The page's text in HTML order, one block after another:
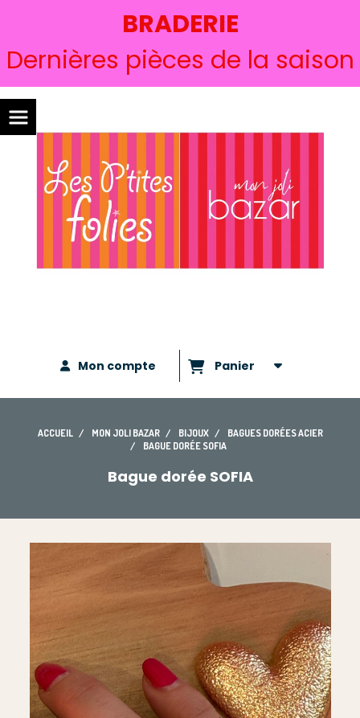
BRADERIE
Dernières pièces de la saison
Mon compte Panier
ACCUEIL MON JOLI BAZAR BIJOUX
BAGUES DORÉES ACIER
BAGUE DORÉE SOFIA
Bague dorée SOFIA